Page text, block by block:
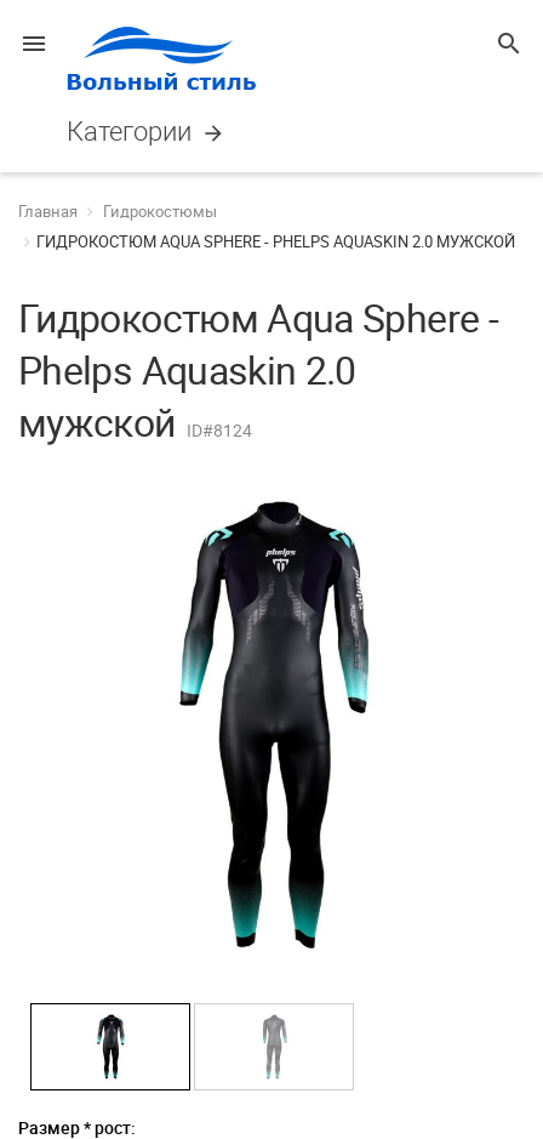
menu search
Категории arrow_forward
Главная
Гидрокостюмы
ГИДРОКОСТЮМ AQUA SPHERE - PHELPS AQUASKIN 2.0 МУЖСКОЙ
Гидрокостюм Aqua Sphere -
Phelps Aquaskin 2.0
мужской
ID#8124
Размер * рост: